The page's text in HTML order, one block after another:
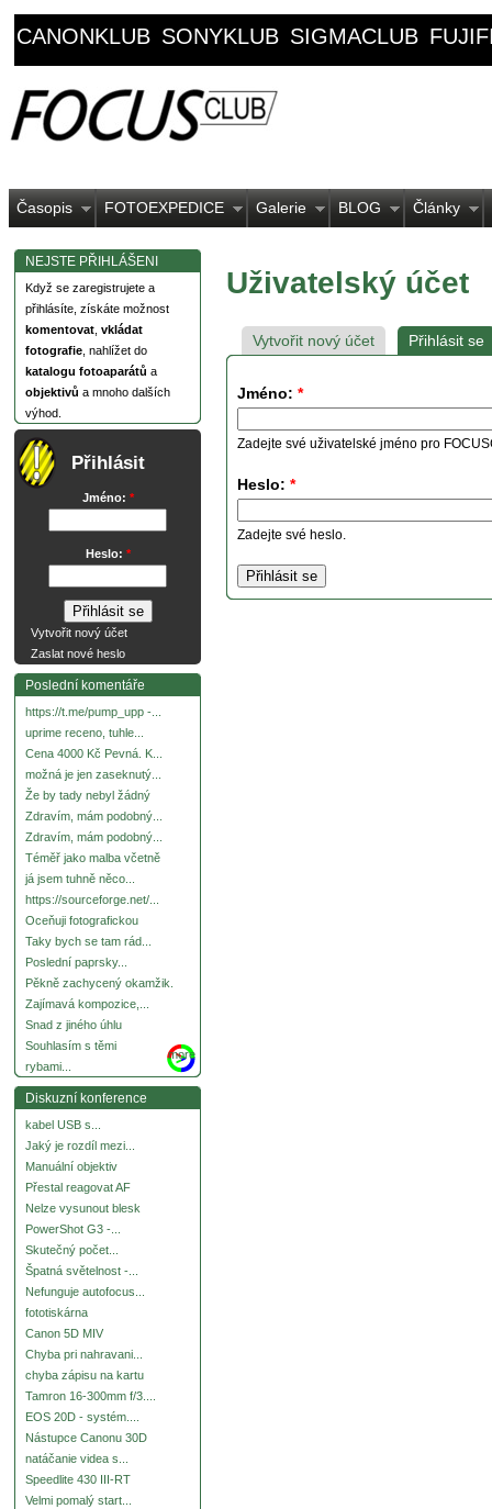
CANONKLUB SONYKLUB SIGMACLUB
Časopis FOTOEXPEDICE Galerie BLOG Články
NEJSTE PŘIHLÁŠENI
Když se zaregistrujete a
přihlásíte, získáte možnost
komentovat vkládat
fotografie , nahlížet do
katalogu fotoaparátů a
objektivů a mnoho dalších
výhod.
Přihlásit
Jméno: *
Heslo: *
Vytvořit nový účet
Zaslat nové heslo
Poslední komentáře
https://t.me/pump_upp -...
uprime receno, tuhle...
Cena 4000 Kč Pevná. K...
možná je jen zaseknutý...
Že by tady nebyl žádný
Zdravím, mám podobný...
Zdravím, mám podobný...
Téměř jako malba včetně
já jsem tuhně něco...
https://sourceforge.net/...
Oceňuji fotografickou
Taky bych se tam rád...
Poslední paprsky...
Pěkně zachycený okamžik.
Zajímavá kompozice,...
Snad z jiného úhlu
Souhlasím s těmi
rybami...
more
Diskuzní konference
kabel USB s...
Jaký je rozdíl mezi...
Manuální objektiv
Přestal reagovat AF
Nelze vysunout blesk
PowerShot G3 -...
Skutečný počet...
Špatná světelnost -...
Nefunguje autofocus...
fototiskárna
Canon 5D MIV
Chyba pri nahravani...
chyba zápisu na kartu
Tamron 16-300mm f/3....
EOS 20D - systém....
Nástupce Canonu 30D
natáčanie videa s...
Speedlite 430 III-RT
Velmi pomalý start...
Uživatelský účet
Vytvořit nový účet Přihlásit se
Jméno: *
Zadejte své uživatelské jméno pro
Heslo: *
Zadejte své heslo.